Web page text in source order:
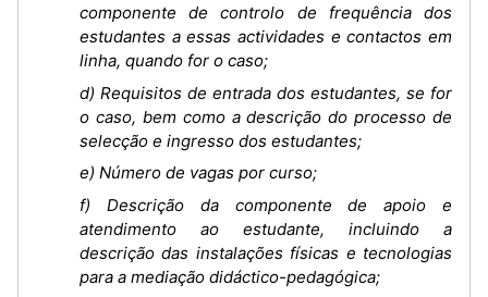
componente de controlo de frequência dos
estudantes a essas actividades e contactos em
linha, quando for o caso;
d) Requisitos de entrada dos estudantes, se for
o caso, bem como a descrição do processo de
selecção e ingresso dos estudantes;
e) Número de vagas por curso;
f) Descrição da componente de apoio e
atendimento ao estudante, incluindo a
descrição das instalações físicas e tecnologias
para a mediação didáctico-pedagógica;